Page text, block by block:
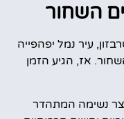
השחור
עיר נמל יפהפייה
אז, הגיע הזמן
נשימה המתהדר